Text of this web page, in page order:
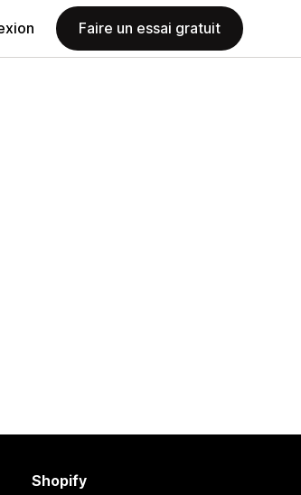
Faire un essai gratuit
Shopify